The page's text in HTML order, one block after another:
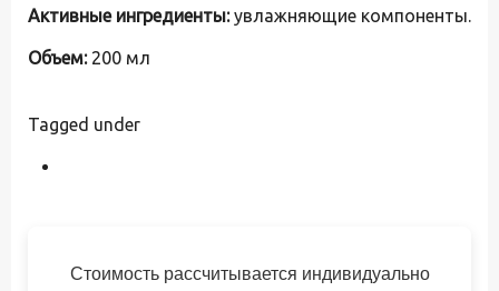
Активные ингредиенты:увлажняющие компоненты.
Объем:200 мл
Tagged under
Стоимость рассчитывается индивидуально